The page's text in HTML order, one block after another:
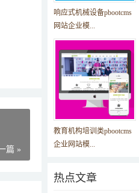
篇 »
响应式机械设备pbootcms
网站企业模...
教育机构培训类pbootcms
企业网站模...
热点文章